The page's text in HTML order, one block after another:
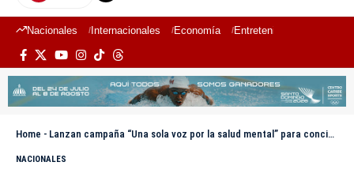
Nacionales Internacionales Economía Entretenimiento
Home - Lanzan campaña “Una sola voz por la salud mental” para concienciar a la sociedad dominicana
NACIONALES